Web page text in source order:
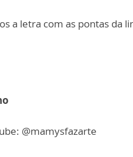
a letra com as pontas da
@mamysfazarte